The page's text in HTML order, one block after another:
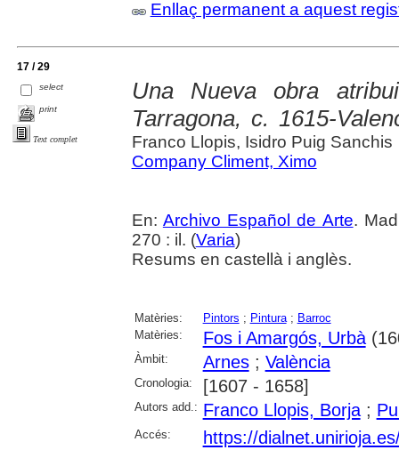
Enllaç permanent a aquest
17 / 29
select
print
Text complet
Una Nueva obra
Tarragona, c. 1615-
Franco Llopis, Isidro Puig Sanchis
Company Climent, Ximo
En: Archivo Español de Arte.
270 : il. (Varia)
Resums en castellà i anglès.
Matèries: Pintors ; Pintura; Barroc
Matèries:
Fos i Amargós, Urbà
Àmbit: Arnes; València
Cronologia: [1607 - 1658]
Autors add.: Franco Llopis, Borja;
Accés: https://